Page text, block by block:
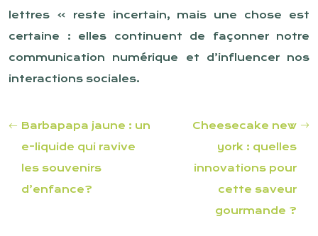
lettres » reste incertain, mais une chose est
certaine : elles continuent de façonner notre
communication numérique et d’influencer nos
interactions sociales.
Barbapapa jaune : un
e-liquide qui ravive
les souvenirs
d’enfance?
Cheesecake new
york : quelles
innovations pour
cette saveur
gourmande ?